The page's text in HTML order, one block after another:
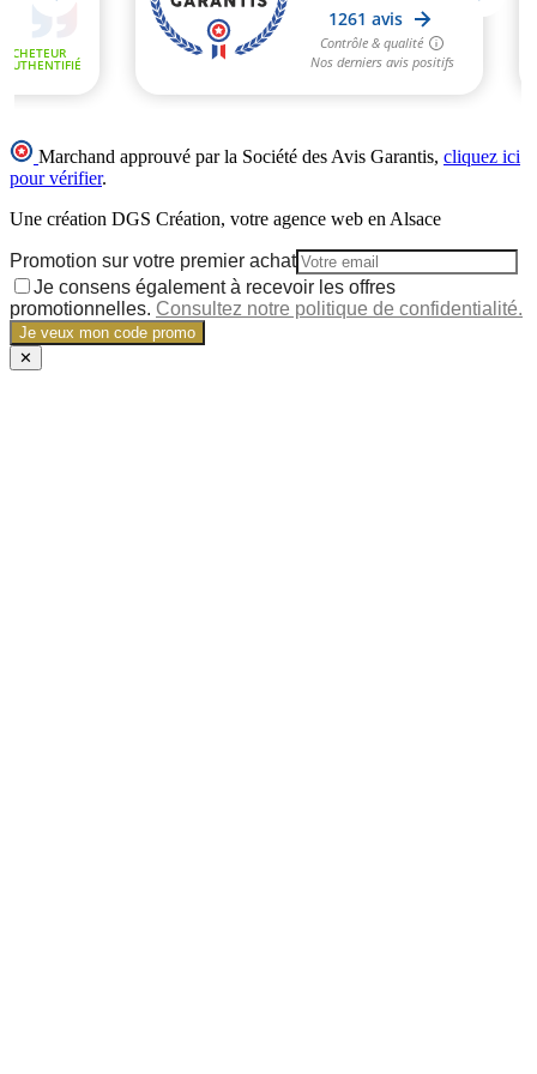
Marchand approuvé par la Société des Avis Garantis, cliquez ici
pour vérifier.
Une création DGS Création, votre agence web en Alsace
Promotion sur votre premier achat
Je consens également à recevoir les offres
promotionnelles. Consultez notre politique de confidentialité.
Je veux mon code promo
✕